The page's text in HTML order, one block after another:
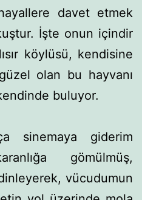
davet etmek
İşte onun içindir
köylüsü, kendisine
olan bu hayvanı
buluyor.
sinemaya giderim
gömülmüş,
dinleyerek, vücudu­mun